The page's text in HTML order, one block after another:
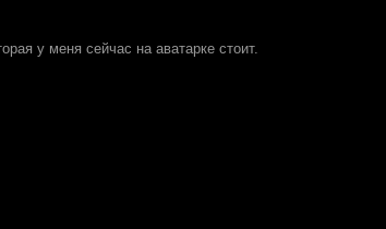
у меня сейчас на аватарке стоит.